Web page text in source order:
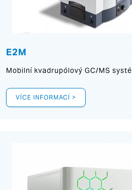
E2M
Mobilní kvadrupólový GC/MS
VÍCE INFORMACÍ >